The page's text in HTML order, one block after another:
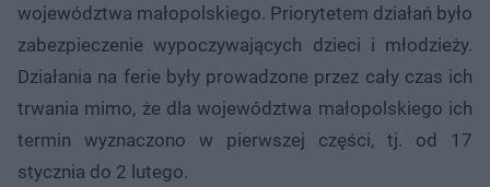
województwa małopolskiego. Priorytetem działań było
zabezpieczenie wypoczywających dzieci i młodzieży.
Działania na ferie były prowadzone przez cały czas ich
trwania mimo, że dla województwa małopolskiego ich
termin wyznaczono w pierwszej części, tj. od 17
stycznia do 2 lutego.